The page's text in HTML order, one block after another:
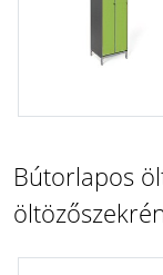
Bútorlapos